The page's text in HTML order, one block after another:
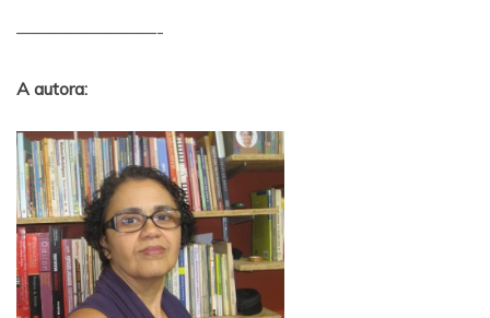
————————-
A autora: